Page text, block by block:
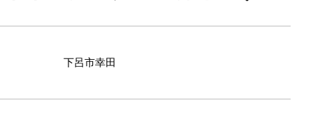
下呂市幸田